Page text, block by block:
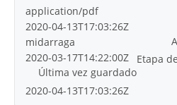
application/pdf
2020-04-13T17:03:26Z
midarraga
Etapa
2020-03-17T14:22:00Z
Última vez guardado
2020-04-13T17:03:26Z